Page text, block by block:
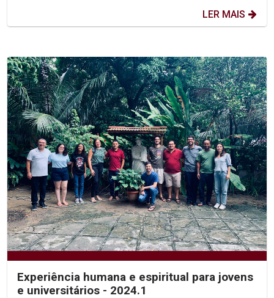
LER MAIS
Experiência humana e espiritual para jovens
e universitários - 2024.1